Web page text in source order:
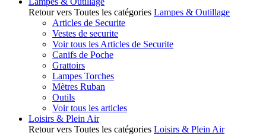
Retour vers Toutes les catégories Lampes & Outillage
Articles de Securite
Vestes de securite
Voir tous les Articles de Securite
Canifs de Poche
Grattoirs
Lampes Torches
Mètres Ruban
Outils
Voir tous les articles
Loisirs & Plein Air
Retour vers Toutes les catégories Loisirs & Plein Air